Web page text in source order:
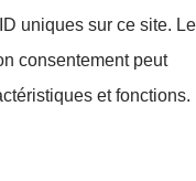
uniques sur ce site. Le
consentement peut
et fonctions.